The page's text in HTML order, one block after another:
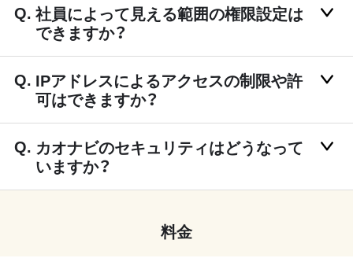
社員によって見える範囲の権限設定は
できますか？
IPアドレスによるアクセスの制限や許
可はできますか？
カオナビのセキュリティはどうなって
いますか？
料金